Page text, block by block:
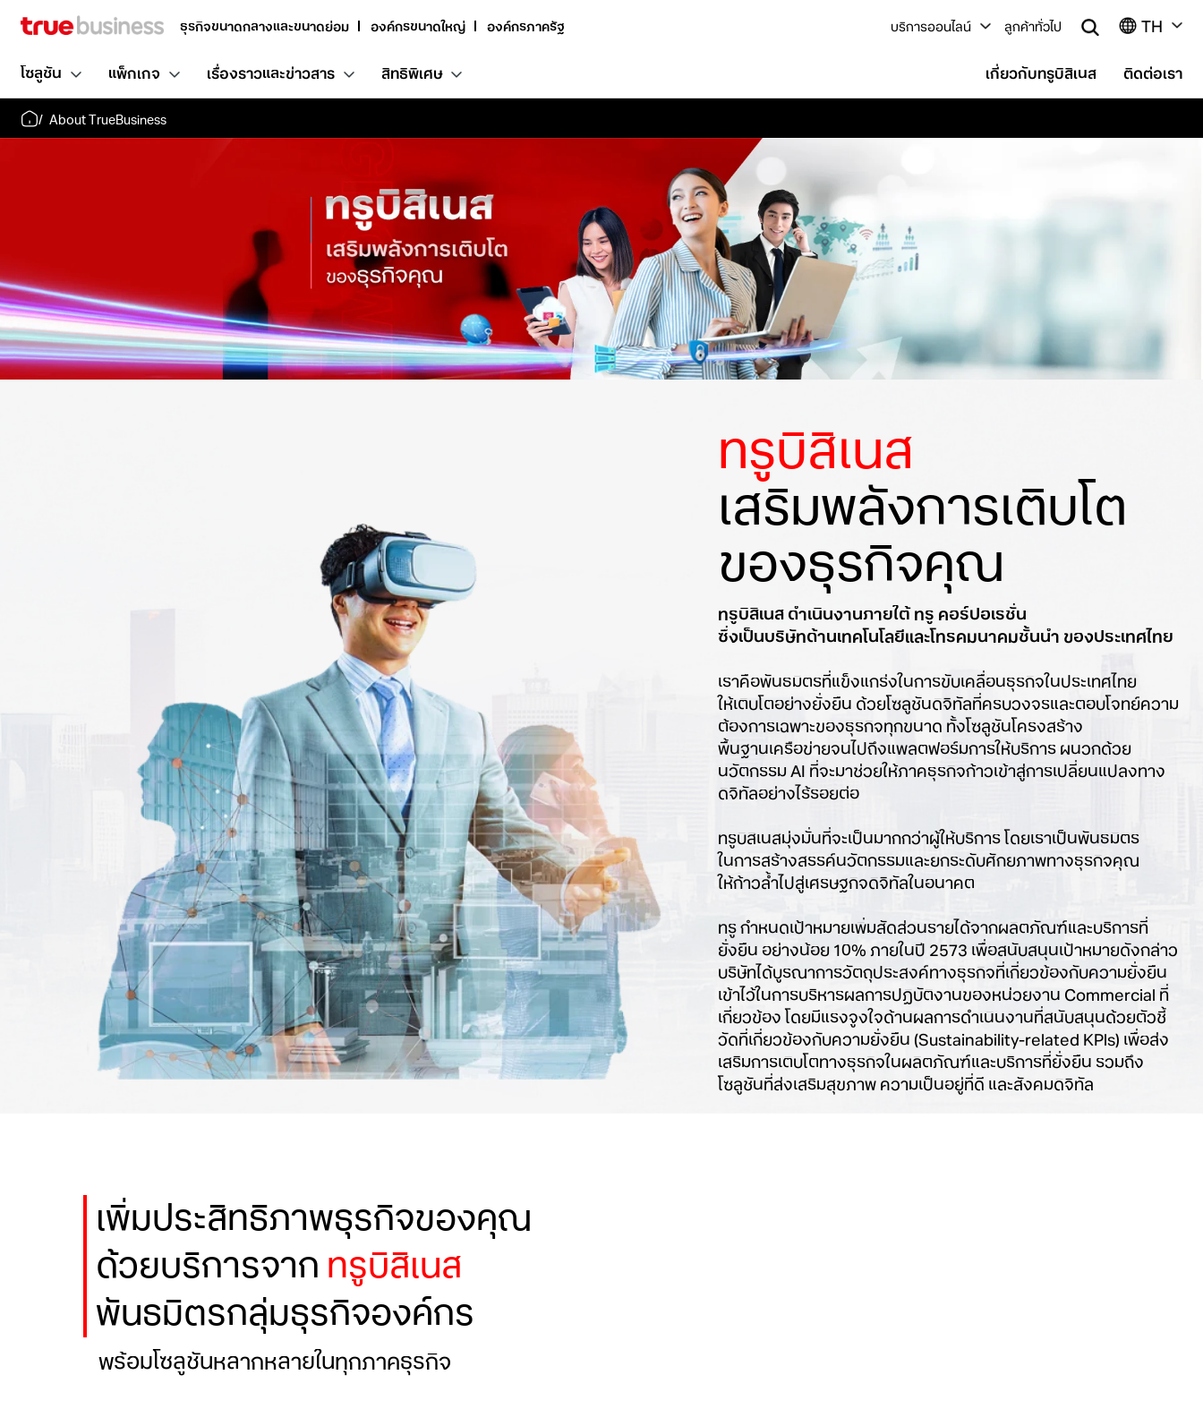
ธุรกิจขนาดกลางและขนาดย่อม องค์กรขนาดใหญ่ องค์กรภาครัฐ บริการออนไลน์ ลูกค้าทั่วไป TH
โซลูชัน แพ็กเกจ เรื่องราวและข่าวสาร สิทธิพิเศษ เกี่ยวกับทรูบิสิเนส ติดต่อเรา
About TrueBusiness
ทรูบิสิเนส
เสริมพลังการเติบโต
ของธุรกิจคุณ
ทรูบิสิเนส ดำเนินงานภายใต้ ทรู คอร์ปอเรชั่น
ซึ่งเป็นบริษัทด้านเทคโนโลยีและโทรคมนาคมชั้นนำ ของประเทศไทย
เราคือพันธมิตรที่แข็งแกร่งในการขับเคลื่อนธุรกิจในประเทศไทย
ให้เติบโตอย่างยั่งยืน ด้วยโซลูชันดิจิทัลที่ครบวงจรและตอบโจทย์ความ
ต้องการเฉพาะของธุรกิจทุกขนาด ทั้งโซลูชันโครงสร้าง
พื้นฐานเครือข่ายจนไปถึงแพลตฟอร์มการให้บริการ ผนวกด้วย
นวัตกรรม AI ที่จะมาช่วยให้ภาคธุรกิจก้าวเข้าสู่การเปลี่ยนแปลงทาง
ดิจิทัลอย่างไร้รอยต่อ
ทรูบิสิเนสมุ่งมั่นที่จะเป็นมากกว่าผู้ให้บริการ โดยเราเป็นพันธมิตร
ในการสร้างสรรค์นวัตกรรมและยกระดับศักยภาพทางธุรกิจคุณ
ให้ก้าวล้ำไปสู่เศรษฐกิจดิจิทัลในอนาคต
ทรู กำหนดเป้าหมายเพิ่มสัดส่วนรายได้จากผลิตภัณฑ์และบริการที่
ยั่งยืน อย่างน้อย 10% ภายในปี 2573 เพื่อสนับสนุนเป้าหมายดังกล่าว
บริษัทได้บูรณาการวัตถุประสงค์ทางธุรกิจที่เกี่ยวข้องกับความยั่งยืน
เข้าไว้ในการบริหารผลการปฏิบัติงานของหน่วยงาน Commercial ที่
เกี่ยวข้อง โดยมีแรงจูงใจด้านผลการดำเนินงานที่สนับสนุนด้วยตัวชี้
วัดที่เกี่ยวข้องกับความยั่งยืน (Sustainability-related KPls) เพื่อส่ง
เสริมการเติบโตทางธุรกิจในผลิตภัณฑ์และบริการที่ยั่งยืน รวมถึง
โซลูชันที่ส่งเสริมสุขภาพ ความเป็นอยู่ที่ดี และสังคมดิจิทัล
เพิ่มประสิทธิภาพธุรกิจของคุณ
ด้วยบริการจากทรูบิสิเนส
พันธมิตรกลุ่มธุรกิจองค์กร
พร้อมโซลูชันหลากหลายในทุกภาคธุรกิจ